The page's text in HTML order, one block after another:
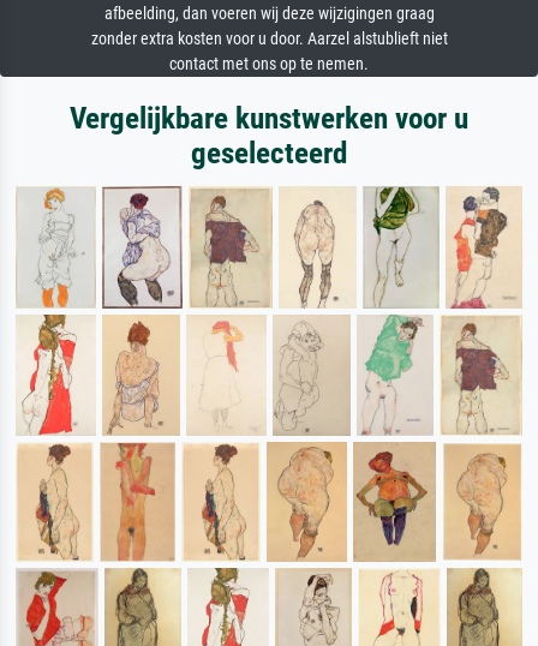
afbeelding, dan voeren wij deze wijzigingen graag
zonder extra kosten voor u door. Aarzel alstublieft niet
contact met ons op te nemen.
Vergelijkbare kunstwerken voor u
geselecteerd